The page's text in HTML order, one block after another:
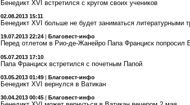
Бенедикт XVI встретился с кругом своих учеников
02.08.2013 15:11
Бенедикт XVI больше не будет заниматься литературными
19.07.2013 22:24 Благовест-инфо
Перед отлетом в Рио-де-Жанейро Папа Франциск попросил
05.07.2013 17:10
Папа Франциск встретился с почетным Папой
03.05.2013 01:49 | Благовест-инфо
Бенедикт XVI вернулся в Ватикан
30.04.2013 00:45 Благовест-инфо